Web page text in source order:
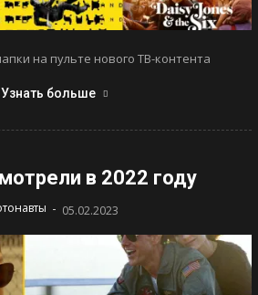
на пульте нового ТВ-контента
Узнать больше
в 2022 году
- 05.02.2023